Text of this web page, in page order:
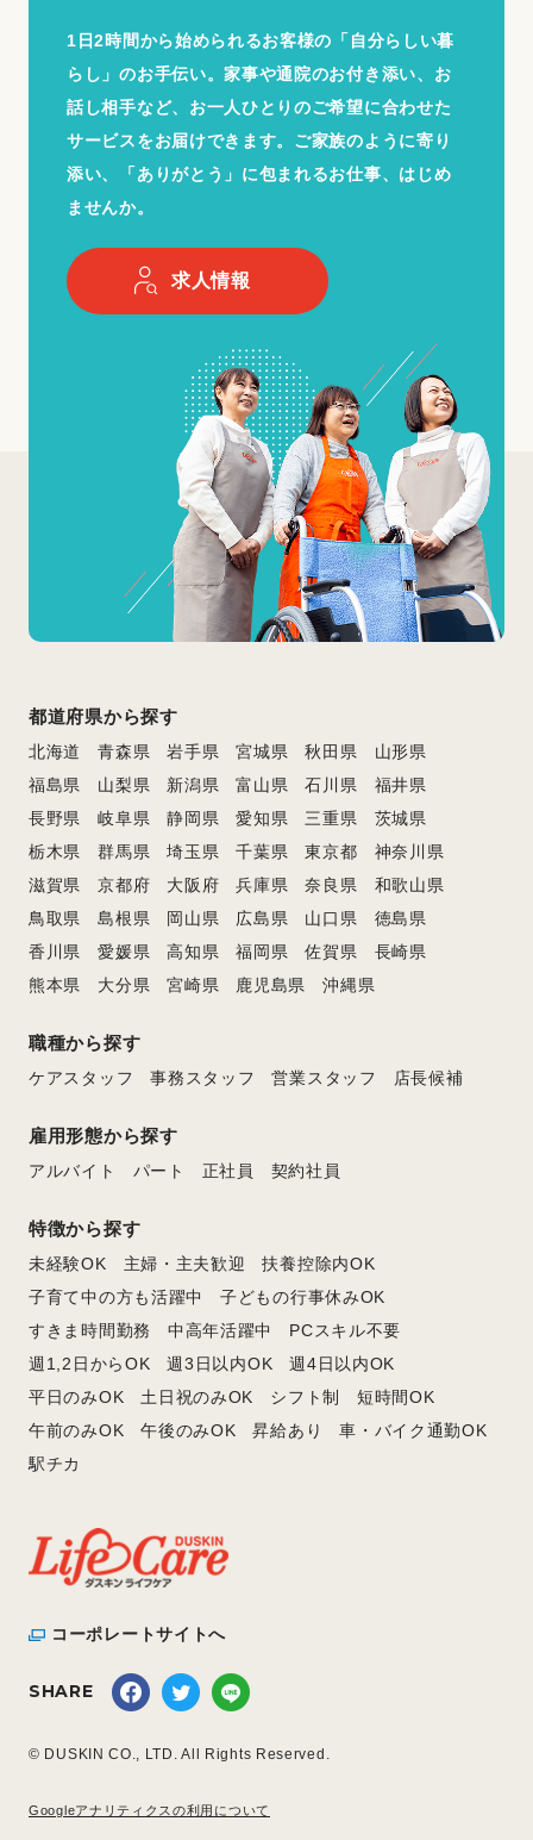
1日2時間から始められるお客様の「自分らしい暮
らし」のお手伝い。家事や通院のお付き添い、お
話し相手など、お一人ひとりのご希望に合わせた
サービスをお届けできます。ご家族のように寄り
添い、「ありがとう」に包まれるお仕事、はじめ
ませんか。
求人情報
都道府県から探す
北海道 青森県 岩手県 宮城県 秋田県
山形県
福島県
山梨県 新潟県 富山県 石川県
福井県
長野県
岐阜県 静岡県 愛知県 三重県
茨城県
栃木県
群馬県 埼玉県 千葉県 東京都
神奈川県
滋賀県
京都府 大阪府 兵庫県 奈良県
和歌山県
鳥取県
島根県 岡山県 広島県 山口県
徳島県
香川県
愛媛県 高知県 福岡県 佐賀県
長崎県
熊本県
大分県 宮崎県 鹿児島県 沖縄県
職種から探す
ケアスタッフ 事務スタッフ 営業スタッフ 店長候補
雇用形態から探す
アルバイト パート 正社員 契約社員
特徴から探す
未経験OK 主婦・主夫歓迎
扶養控除内OK
子育て中の方も活躍中
子どもの行事休みOK
すきま時間勤務
中高年活躍中
PCスキル不要
週1,2日からOK
週3日以内OK
週4日以内OK
平日のみOK
土日祝のみOK シフト制
短時間OK
午前のみOK
午後のみOK 昇給あり
車・バイク通勤OK
駅チカ
コーポレートサイトへ
SHARE
© DUSKIN CO., LTD. All Rights Reserved.
Googleアナリティクスの利用について